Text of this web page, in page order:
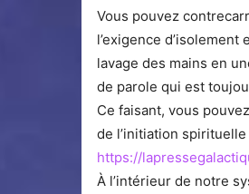
Vous pouvez
l’exigence
lavage des mains en
de parole qui est
Ce faisant, vous
de l’initiation
https://
À l’intérieur de notre